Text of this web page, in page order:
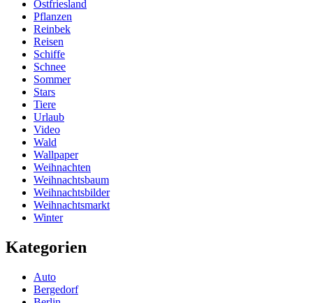
Ostfriesland
Pflanzen
Reinbek
Reisen
Schiffe
Schnee
Sommer
Stars
Tiere
Urlaub
Video
Wald
Wallpaper
Weihnachten
Weihnachtsbaum
Weihnachtsbilder
Weihnachtsmarkt
Winter
Kategorien
Auto
Bergedorf